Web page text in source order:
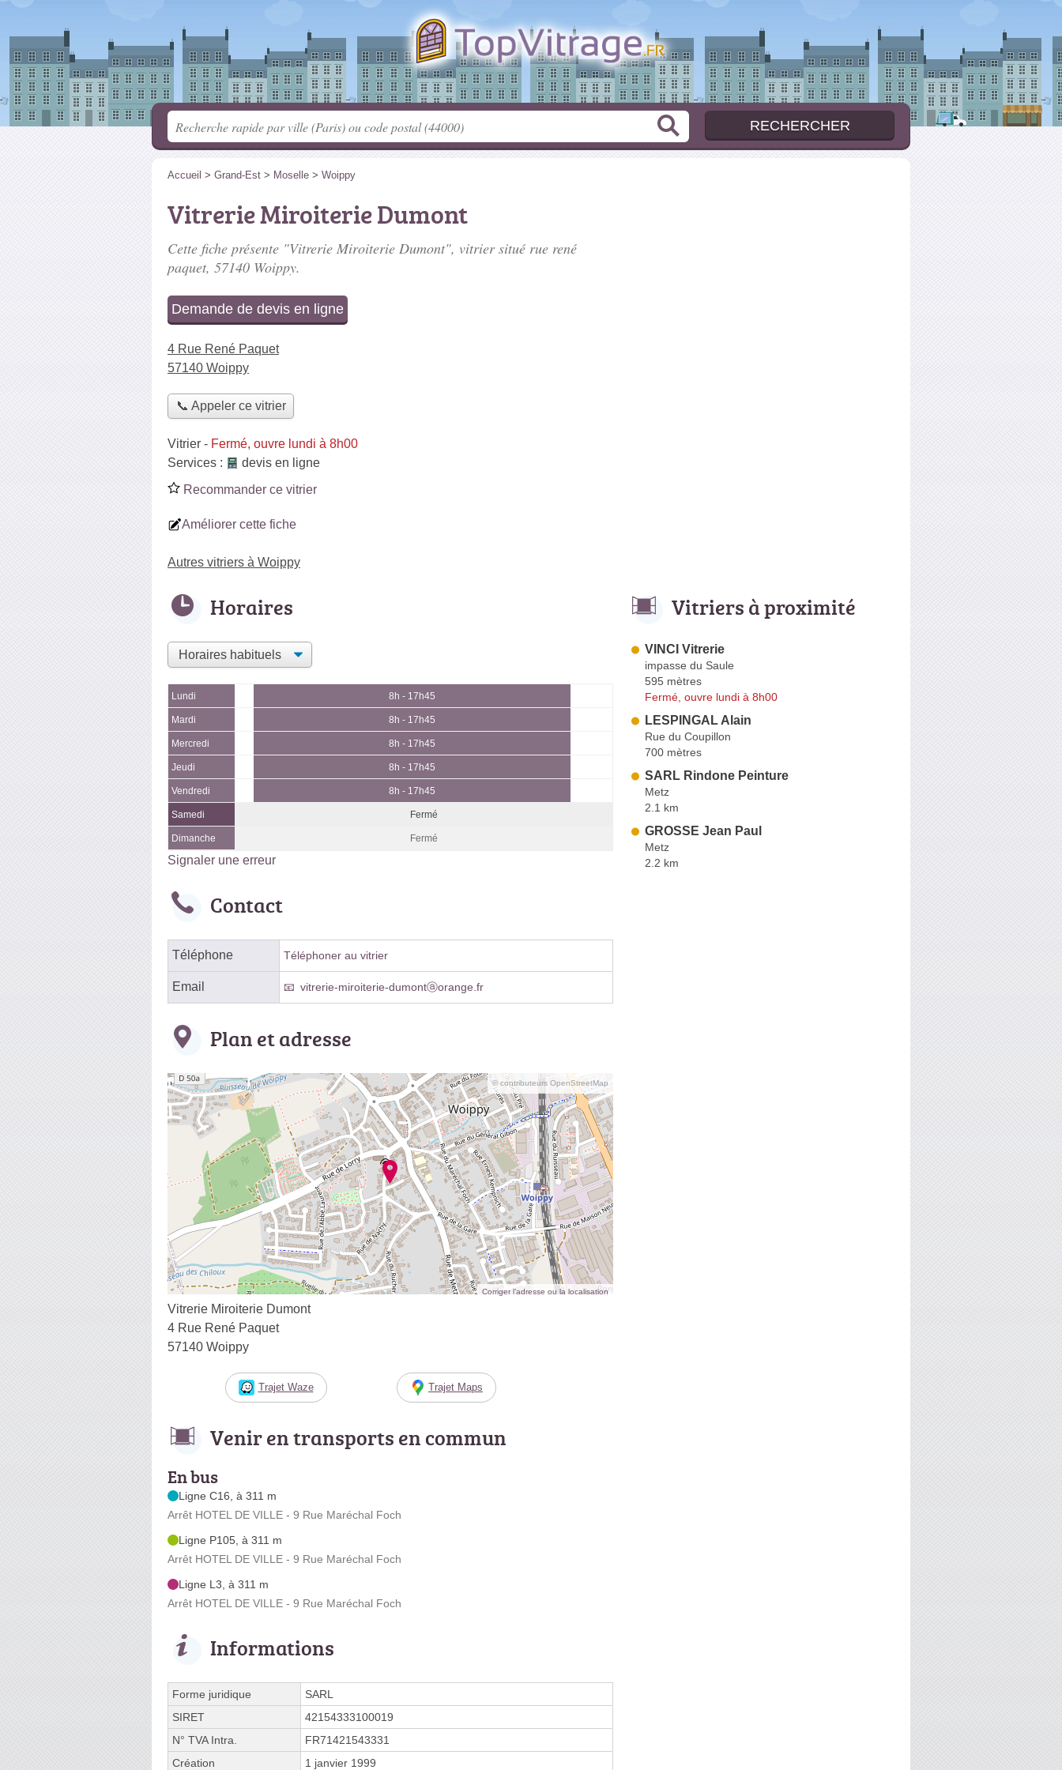
Accueil > Grand-Est > Moselle > Woippy
Vitrerie Miroiterie Dumont
Cette fiche présente "Vitrerie Miroiterie Dumont", vitrier situé rue rené
paquet, 57140 Woippy.
Demande de devis en ligne
4 Rue René Paquet
57140 Woippy
📞 Appeler ce vitrier
Vitrier - Fermé, ouvre lundi à 8h00
Services :
devis en ligne
Recommander ce vitrier
Améliorer cette fiche
Autres vitriers à Woippy
Horaires
Lundi 8h - 17h45
Mardi 8h - 17h45
Mercredi 8h - 17h45
Jeudi 8h - 17h45
Vendredi 8h - 17h45
Samedi Fermé
Dimanche Fermé
Signaler une erreur
Contact
Téléphone Téléphoner au vitrier
Email vitrerie-miroiterie-dumontⓐorange.fr
Plan et adresse
© contributeurs OpenStreetMap
Corriger l’adresse ou la localisation
Vitrerie Miroiterie Dumont
4 Rue René Paquet
57140 Woippy
Trajet Waze Trajet Maps
Venir en transports en commun
En bus
Ligne C16, à 311 m
Arrêt HOTEL DE VILLE - 9 Rue Maréchal Foch
Ligne P105, à 311 m
Arrêt HOTEL DE VILLE - 9 Rue Maréchal Foch
Ligne L3, à 311 m
Arrêt HOTEL DE VILLE - 9 Rue Maréchal Foch
Informations
Forme juridique
SARL
SIRET
42154333100019
N° TVA Intra.
FR71421543331
Création
1 janvier 1999
Vitriers à proximité
VINCI Vitrerie
impasse du Saule
595 mètres
Fermé, ouvre lundi à 8h00
LESPINGAL Alain
Rue du Coupillon
700 mètres
SARL Rindone Peinture
Metz
2.1 km
GROSSE Jean Paul
Metz
2.2 km